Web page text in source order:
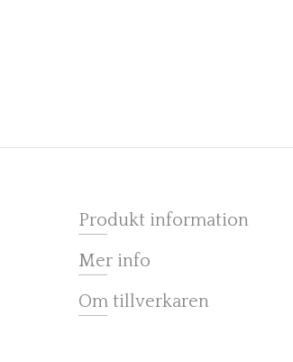
Produkt information
Mer info
Om tillverkaren